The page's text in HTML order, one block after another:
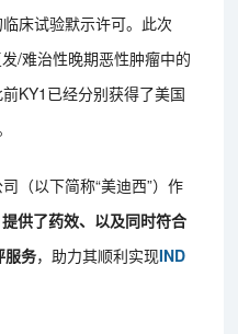
床试验默示许可。此次
/难治性晚期恶性肿瘤中的
KY1已经分别获得了美国
（以下简称“美迪西”）作
供了药效、以及同时符合
服务，助力其顺利实现IND